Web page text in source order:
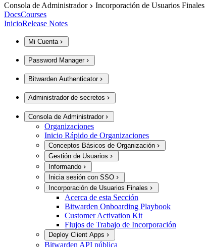
Consola de Administrador
Incorporación de Usuarios Finales
DocsCourses
InicioRelease Notes
Mi Cuenta
Password Manager
Bitwarden Authenticator
Administrador de secretos
Consola de Administrador
Organizaciones
Inicio Rápido de Organizaciones
Conceptos Básicos de Organización
Gestión de Usuarios
Informando
Inicia sesión con SSO
Incorporación de Usuarios Finales
Acerca de esta Sección
Bitwarden Onboarding Playbook
Customer Activation Kit
Flujos de Trabajo de Incorporación
Deploy Client Apps
Bitwarden API pública